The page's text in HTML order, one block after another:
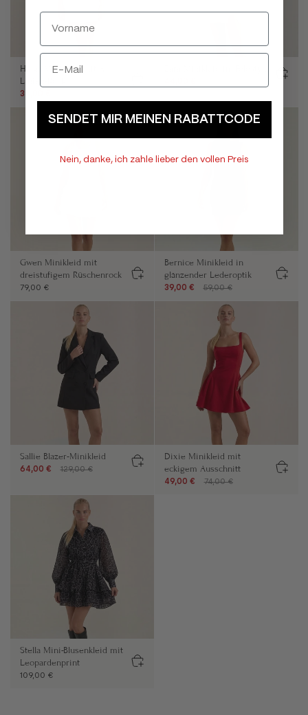
Helga Minikleid mit A-
Linien-Rock
34,00 €
Gwen Minikleid mit
dreistufigem Rüschenrock
79,00 €
Bernice Minikleid in
glänzender Lederoptik
39,00 € 59,00 €
Sallie Blazer-Minikleid
64,00 € 129,00 €
Dixie Minikleid mit
eckigem Ausschnitt
49,00 € 74,00 €
Stella Mini-Blusenkleid mit
Leopardenprint
109,00 €
SENDET MIR MEINEN RABATTCODE
Nein, danke, ich zahle lieber den vollen Preis